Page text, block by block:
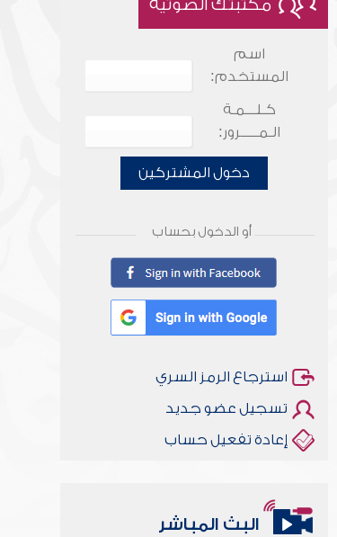
مكتبتك الصوتية
اسم
المستخدم:
كـلـــمـة
الـمـــــرور:
دخول المشتركين
أو الدخول بحساب
استرجاع الرمز السري
تسجيل عضو جديد
إعادة تفعيل حساب
البث المباشر